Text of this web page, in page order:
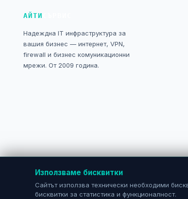
Използваме бисквитки
Сайтът използва технически необходими
бисквитки за статистика и функционалност.
АЙТИ
Надеждна IT инфраструктура за
вашия бизнес — интернет, VPN,
firewall и бизнес комуникационни
мрежи. От 2009 година.